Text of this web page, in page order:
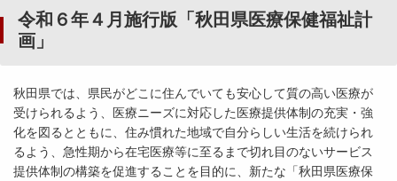
令和６年４月施行版「秋田県医療保健福祉計
画」
秋田県では、県民がどこに住んでいても安心して質の高い医療が
受けられるよう、医療ニーズに対応した医療提供体制の充実・強
化を図るとともに、住み慣れた地域で自分らしい生活を続けられ
るよう、急性期から在宅医療等に至るまで切れ目のないサービス
提供体制の構築を促進することを目的に、新たな「秋田県医療保